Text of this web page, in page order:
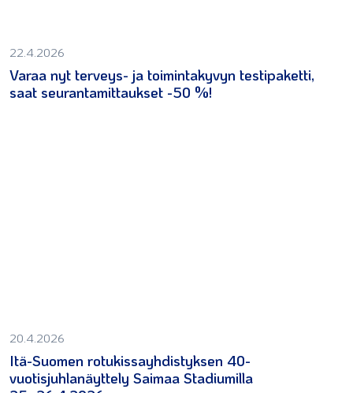
22.4.2026
Varaa nyt terveys- ja toimintakyvyn testipaketti,
saat seurantamittaukset -50 %!
20.4.2026
Itä-Suomen rotukissayhdistyksen 40-
vuotisjuhlanäyttely Saimaa Stadiumilla